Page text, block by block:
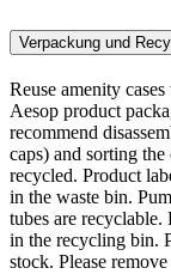
Verpackung und
Reuse amenity
Aesop product
recommend
caps) and sorting
recycled. Product
in the waste bin.
tubes are recyclable.
in the recycling bin.
stock. Please